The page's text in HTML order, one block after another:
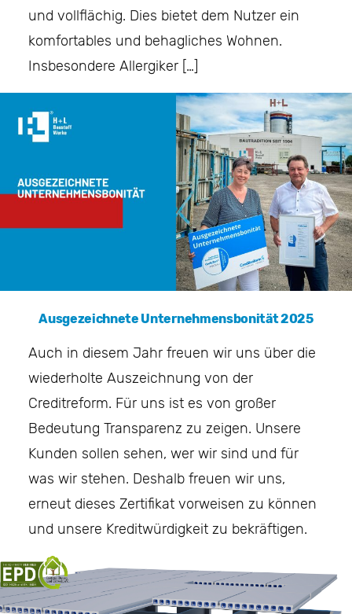
und vollflächig. Dies bietet dem Nutzer ein
komfortables und behagliches Wohnen.
Insbesondere Allergiker […]
Ausgezeichnete Unternehmensbonität 2025
Auch in diesem Jahr freuen wir uns über die
wiederholte Auszeichnung von der
Creditreform. Für uns ist es von großer
Bedeutung Transparenz zu zeigen. Unsere
Kunden sollen sehen, wer wir sind und für
was wir stehen. Deshalb freuen wir uns,
erneut dieses Zertifikat vorweisen zu können
und unsere Kreditwürdigkeit zu bekräftigen.